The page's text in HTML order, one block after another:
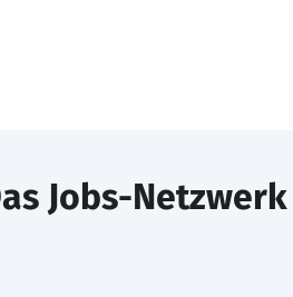
Jobs-Netzwerk